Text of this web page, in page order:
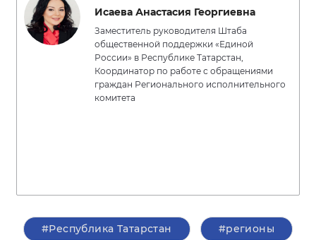
Исаева Анастасия Георгиевна
Заместитель руководителя Штаба
общественной поддержки «Единой
России» в Республике Татарстан,
Координатор по работе с обращениями
граждан Регионального исполнительного
комитета
#Республика Татарстан #регионы